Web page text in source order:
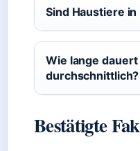
Sind Haustiere
Wie lange
durchschnittlich?
Bestätigte